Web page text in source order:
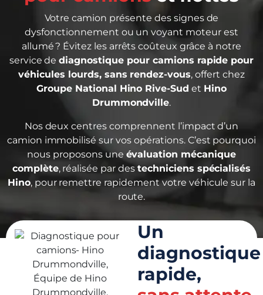
Votre camion présente des signes de
dysfonctionnement ou un voyant moteur est
allumé ? Évitez les arrêts coûteux grâce à notre
service dediagnostique pour camions rapide pour
véhicules lourds, sans rendez-vous, offert chez
Groupe National Hino Rive-Sud et Hino
Drummondville.
Nos deux centres comprennent l’impact d’un
camion immobilisé sur vos opérations. C’est pourquoi
nous proposons une évaluation mécanique
complète, réalisée par des techniciens spécialisés
Hino, pour remettre rapidement votre véhicule sur la
route.
Un
diagnostique
rapide,